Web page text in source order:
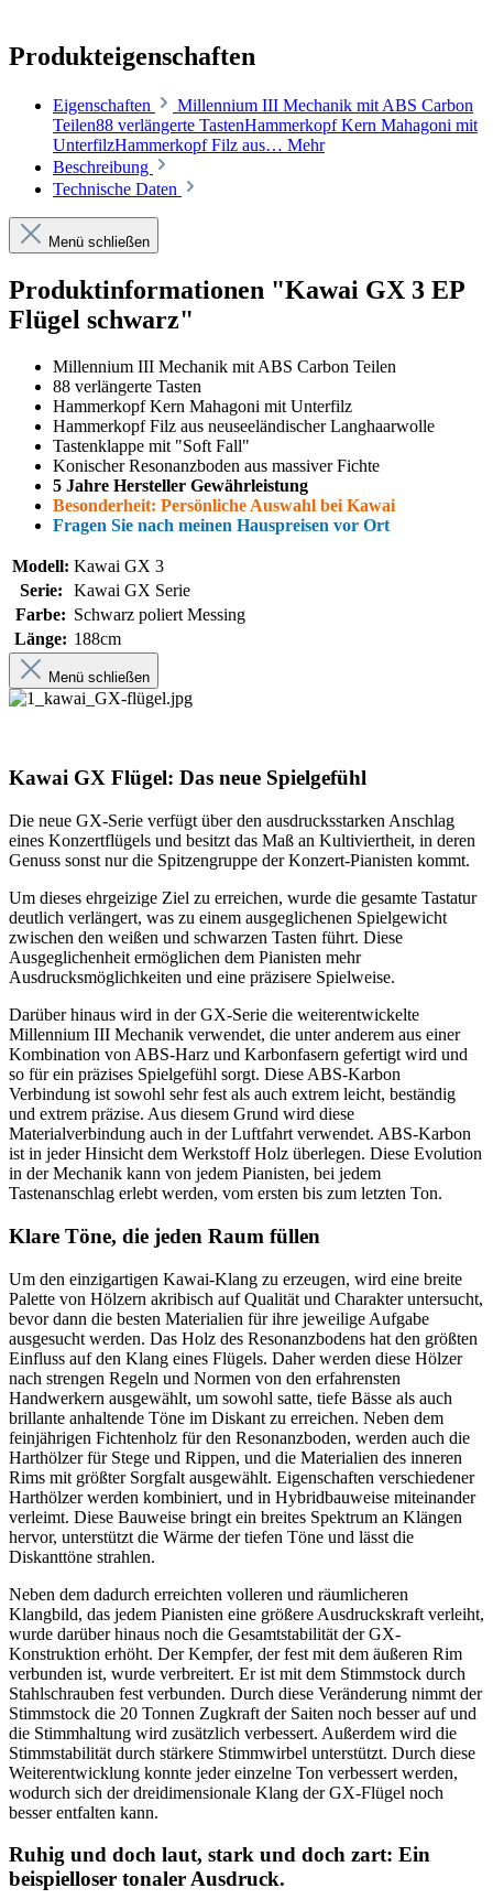
Produkteigenschaften
Eigenschaften
Millennium III Mechanik mit ABS Carbon
Teilen88 verlängerte TastenHammerkopf Kern Mahagoni mit
UnterfilzHammerkopf Filz aus… Mehr
Beschreibung
Technische Daten
Menü schließen
Produktinformationen "Kawai GX 3 EP
Flügel schwarz"
Millennium III Mechanik mit ABS Carbon Teilen
88 verlängerte Tasten
Hammerkopf Kern Mahagoni mit Unterfilz
Hammerkopf Filz aus neuseeländischer Langhaarwolle
Tastenklappe mit "Soft Fall"
Konischer Resonanzboden aus massiver Fichte
5 Jahre Hersteller Gewährleistung
Besonderheit: Persönliche Auswahl bei Kawai
Fragen Sie nach meinen Hauspreisen vor Ort
Modell: Kawai GX 3
Serie:
Kawai GX Serie
Farbe: Schwarz poliert Messing
Länge: 188cm
Menü schließen
Kawai GX Flügel: Das neue Spielgefühl
Die neue GX-Serie verfügt über den ausdrucksstarken Anschlag
eines Konzertflügels und besitzt das Maß an Kultiviertheit, in deren
Genuss sonst nur die Spitzengruppe der Konzert-Pianisten kommt.
Um dieses ehrgeizige Ziel zu erreichen, wurde die gesamte Tastatur
deutlich verlängert, was zu einem ausgeglichenen Spielgewicht
zwischen den weißen und schwarzen Tasten führt. Diese
Ausgeglichenheit ermöglichen dem Pianisten mehr
Ausdrucksmöglichkeiten und eine präzisere Spielweise.
Darüber hinaus wird in der GX-Serie die weiterentwickelte
Millennium III Mechanik verwendet, die unter anderem aus einer
Kombination von ABS-Harz und Karbonfasern gefertigt wird und
so für ein präzises Spielgefühl sorgt. Diese ABS-Karbon
Verbindung ist sowohl sehr fest als auch extrem leicht, beständig
und extrem präzise. Aus diesem Grund wird diese
Materialverbindung auch in der Luftfahrt verwendet. ABS-Karbon
ist in jeder Hinsicht dem Werkstoff Holz überlegen. Diese Evolution
in der Mechanik kann von jedem Pianisten, bei jedem
Tastenanschlag erlebt werden, vom ersten bis zum letzten Ton.
Klare Töne, die jeden Raum füllen
Um den einzigartigen Kawai-Klang zu erzeugen, wird eine breite
Palette von Hölzern akribisch auf Qualität und Charakter untersucht,
bevor dann die besten Materialien für ihre jeweilige Aufgabe
ausgesucht werden. Das Holz des Resonanzbodens hat den größten
Einfluss auf den Klang eines Flügels. Daher werden diese Hölzer
nach strengen Regeln und Normen von den erfahrensten
Handwerkern ausgewählt, um sowohl satte, tiefe Bässe als auch
brillante anhaltende Töne im Diskant zu erreichen. Neben dem
feinjährigen Fichtenholz für den Resonanzboden, werden auch die
Harthölzer für Stege und Rippen, und die Materialien des inneren
Rims mit größter Sorgfalt ausgewählt. Eigenschaften verschiedener
Harthölzer werden kombiniert, und in Hybridbauweise miteinander
verleimt. Diese Bauweise bringt ein breites Spektrum an Klängen
hervor, unterstützt die Wärme der tiefen Töne und lässt die
Diskanttöne strahlen.
Neben dem dadurch erreichten volleren und räumlicheren
Klangbild, das jedem Pianisten eine größere Ausdruckskraft verleiht,
wurde darüber hinaus noch die Gesamtstabilität der GX-
Konstruktion erhöht. Der Kempfer, der fest mit dem äußeren Rim
verbunden ist, wurde verbreitert. Er ist mit dem Stimmstock durch
Stahlschrauben fest verbunden. Durch diese Veränderung nimmt der
Stimmstock die 20 Tonnen Zugkraft der Saiten noch besser auf und
die Stimmhaltung wird zusätzlich verbessert. Außerdem wird die
Stimmstabilität durch stärkere Stimmwirbel unterstützt. Durch diese
Weiterentwicklung konnte jeder einzelne Ton verbessert werden,
wodurch sich der dreidimensionale Klang der GX-Flügel noch
besser entfalten kann.
Ruhig und doch laut, stark und doch zart: Ein
beispielloser tonaler Ausdruck.